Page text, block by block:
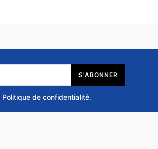
S'ABONNER
Politique de confidentialité.